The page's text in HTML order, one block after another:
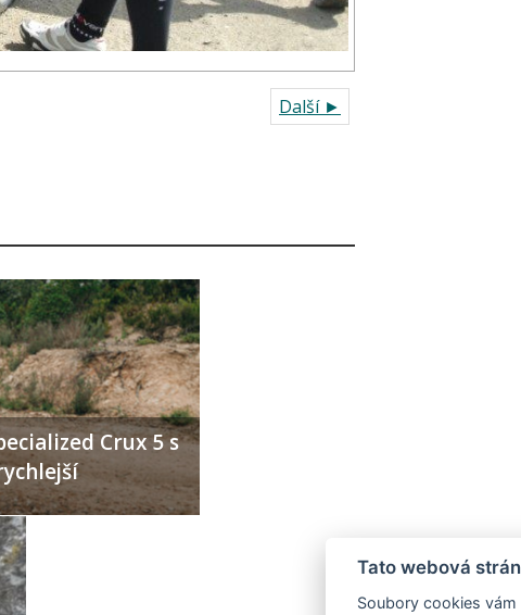
Další ►
Crux 5 s
Tato webová
Soubory cookies vám